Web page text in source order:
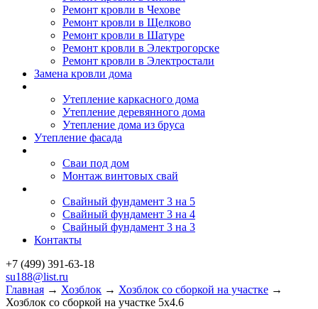
Ремонт кровли в Чехове
Ремонт кровли в Щелково
Ремонт кровли в Шатуре
Ремонт кровли в Электрогорске
Ремонт кровли в Электростали
Замена кровли дома
Утепление каркасного дома
Утепление деревянного дома
Утепление дома из бруса
Утепление фасада
Сваи под дом
Монтаж винтовых свай
Свайный фундамент 3 на 5
Свайный фундамент 3 на 4
Свайный фундамент 3 на 3
Контакты
+7 (499) 391-63-18
su188@list.ru
Главная → Хозблок → Хозблок со сборкой на участке →
Хозблок со сборкой на участке 5х4.6